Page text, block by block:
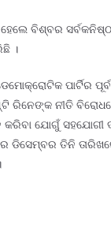
ହେଲେ ବିଶ୍ବର
।
ପାର୍ଟିର
ନୀତି
କରିବା ଯୋଗୁଁ
ଡିସେମ୍ବର ତିନି